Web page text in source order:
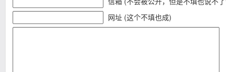
网址 (这个不填也成)